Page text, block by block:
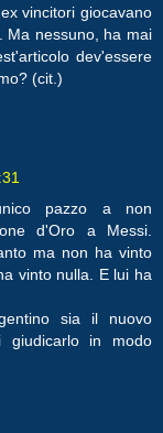
vincitori giocavano
Ma nessuno, ha mai
dev'essere
(cit.)
pazzo a non
d'Oro a Messi.
ma non ha vinto
vinto nulla. E lui ha
sia il nuovo
in modo